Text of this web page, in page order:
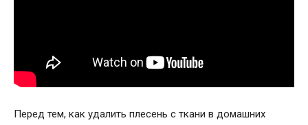
Перед тем, как удалить плесень с ткани в домашних